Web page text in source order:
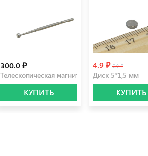
300.0 ₽
Телескопическая магнитная ручка
КУПИТЬ
4.9 ₽ 5.9 ₽
Диск 5*1,5 мм
КУПИТЬ